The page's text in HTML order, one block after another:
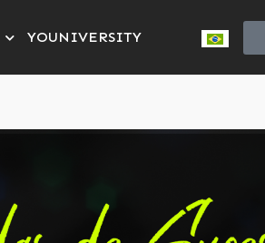
YOUNIVERSITY